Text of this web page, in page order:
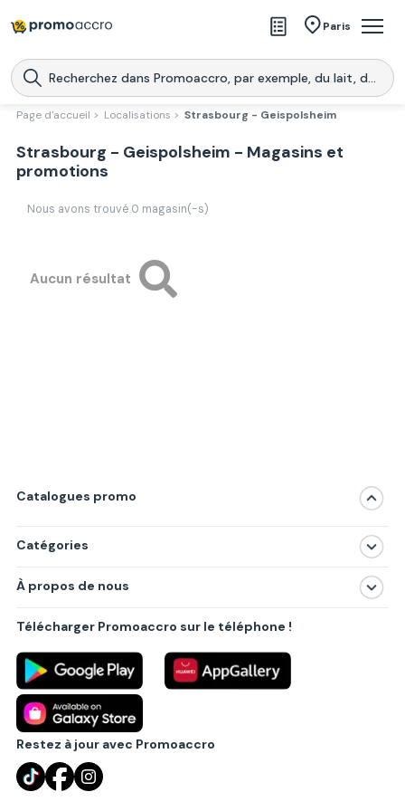
Paris
Magasins
Produits
Télécharge l’application
Promoaccro
Télécharger
Page d'accueil > Localisations > Strasbourg - Geispolsheim
Strasbourg - Geispolsheim - Magasins et
promotions
Nous avons trouvé 0 magasin(-s)
Aucun résultat
Catalogues promo
Catégories
Produits
Villes principales
À propos de nous
Politique de confidentialité
Règlements
Partenariat B2B
Blog
Contact
Télécharger Promoaccro sur le téléphone !
Restez à jour avec Promoaccro